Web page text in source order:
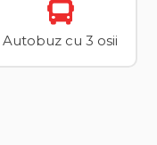
Autobuz cu 3 osii